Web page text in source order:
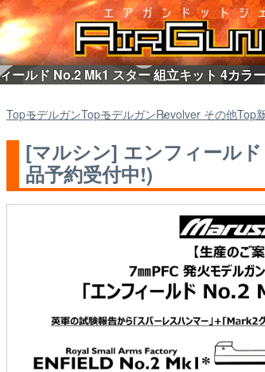
ールド No.2 Mk1 スター 組立キット 4カ
TopモデルガンTopモデルガンRevolver その他Top
[マルシン] エンフィール
品予約受付中!)